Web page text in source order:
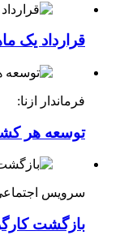
قرارداد یک
فرماندار ازنا:
توسعه هر
سرویس
بازگشت